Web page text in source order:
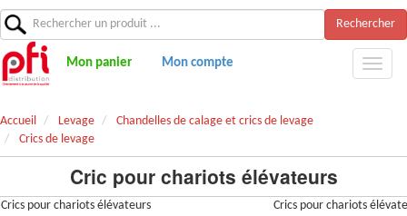
Rechercher
Mon panier Mon compte
Accueil Levage
Chandelles de calage et crics de levage
Crics de levage
Cric pour chariots élévateurs
Crics pour chariots élévateurs
Crics pour chariots